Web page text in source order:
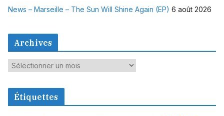
News – Marseille – The Sun Will Shine Again (EP) 6 août 2026
Archives
A
c
Étiquettes